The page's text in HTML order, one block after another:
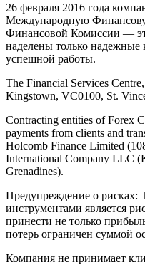
26 февраля 2016 года
Международную
Финансовой Комиссии —
наделены только надежные
успешной работы.
The Financial Services
Kingstown, VC0100, St.
Contracting entities of Forex
payments from clients and
Holcomb Finance Limited
International Company LLC
Grenadines).
Предупреждение о рисках:
инструментами является
принести не только
потерь ограничен суммой
Компания не принимает